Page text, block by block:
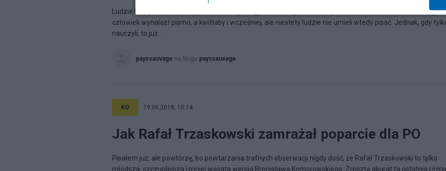
Ludzie listy piszą. Zwykle, polecone, motywacyjne, anonimy... Sztuka epistolarna kwitnie od czasu, kiedy
człowiek wynalazł pismo, a kwitłaby i wcześniej, ale niestety ludzie nie umieli wtedy pisać. Jednak, gdy
nauczyli, to już...
payssauvage na blogu payssauvage
KO 19.06.2018, 10:14
Jak Rafał Trzaskowski zamrażał poparcie dla PO
Pisałem już, ale powtórzę, bo powtarzania trafnych obserwacji nigdy dość, że Rafał Trzaskowski to tylko
młodsza, szczuplejsza i mniej wąsata wersja Bronisława Komorowskiego. Zresztą akurat ta ostatnia